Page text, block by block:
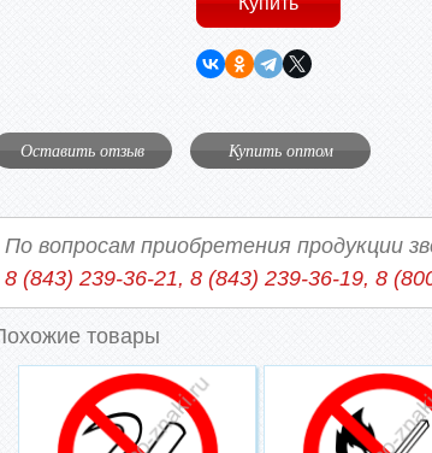
Оставить отзыв Купить оптом
По вопросам приобретения продукции
8 (843) 239-36-21, 8 (843) 239-36-19, 8
товары